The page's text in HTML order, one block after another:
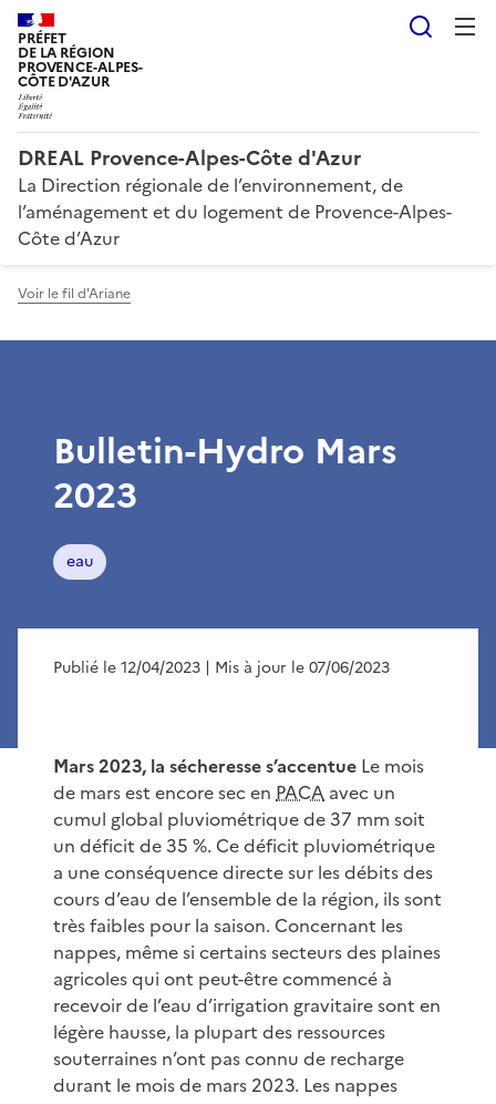
PRÉFET
DE LA RÉGION
PROVENCE-ALPES-
CÔTE D'AZUR
DREAL Provence-Alpes-Côte d'Azur
La Direction régionale de l’environnement, de
l’aménagement et du logement de Provence-Alpes-
Côte d’Azur
Voir le fil d'Ariane
Bulletin-Hydro Mars
2023
eau
Publié le 12/04/2023 | Mis à jour le 07/06/2023
Mars 2023, la sécheresse s’accentue Le mois
de mars est encore sec en PACA avec un
cumul global pluviométrique de 37 mm soit
un déficit de 35 %. Ce déficit pluviométrique
a une conséquence directe sur les débits des
cours d’eau de l’ensemble de la région, ils sont
très faibles pour la saison. Concernant les
nappes, même si certains secteurs des plaines
agricoles qui ont peut-être commencé à
recevoir de l’eau d’irrigation gravitaire sont en
légère hausse, la plupart des ressources
souterraines n’ont pas connu de recharge
durant le mois de mars 2023. Les nappes